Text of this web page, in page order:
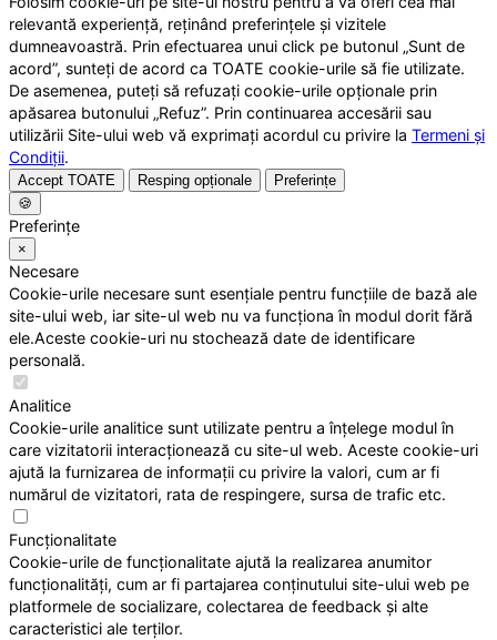
relevantă experiență, reținând preferințele și vizitele
dumneavoastră. Prin efectuarea unui click pe butonul „Sunt de
acord”, sunteți de acord ca TOATE cookie-urile să fie utilizate.
De asemenea, puteți să refuzați cookie-urile opționale prin
apăsarea butonului „Refuz”. Prin continuarea accesării sau
utilizării Site-ului web vă exprimați acordul cu privire la Termeni și
Condiții.
Accept TOATE Resping opționale
Preferințe
🍪
Preferințe
×
Necesare
Cookie-urile necesare sunt esențiale pentru funcțiile de bază ale
site-ului web, iar site-ul web nu va funcționa în modul dorit fără
ele.Aceste cookie-uri nu stochează date de identificare
personală.
Analitice
Cookie-urile analitice sunt utilizate pentru a înțelege modul în
care vizitatorii interacționează cu site-ul web. Aceste cookie-uri
ajută la furnizarea de informații cu privire la valori, cum ar fi
numărul de vizitatori, rata de respingere, sursa de trafic etc.
Funcționalitate
Cookie-urile de funcționalitate ajută la realizarea anumitor
funcționalități, cum ar fi partajarea conținutului site-ului web pe
platformele de socializare, colectarea de feedback și alte
caracteristici ale terților.